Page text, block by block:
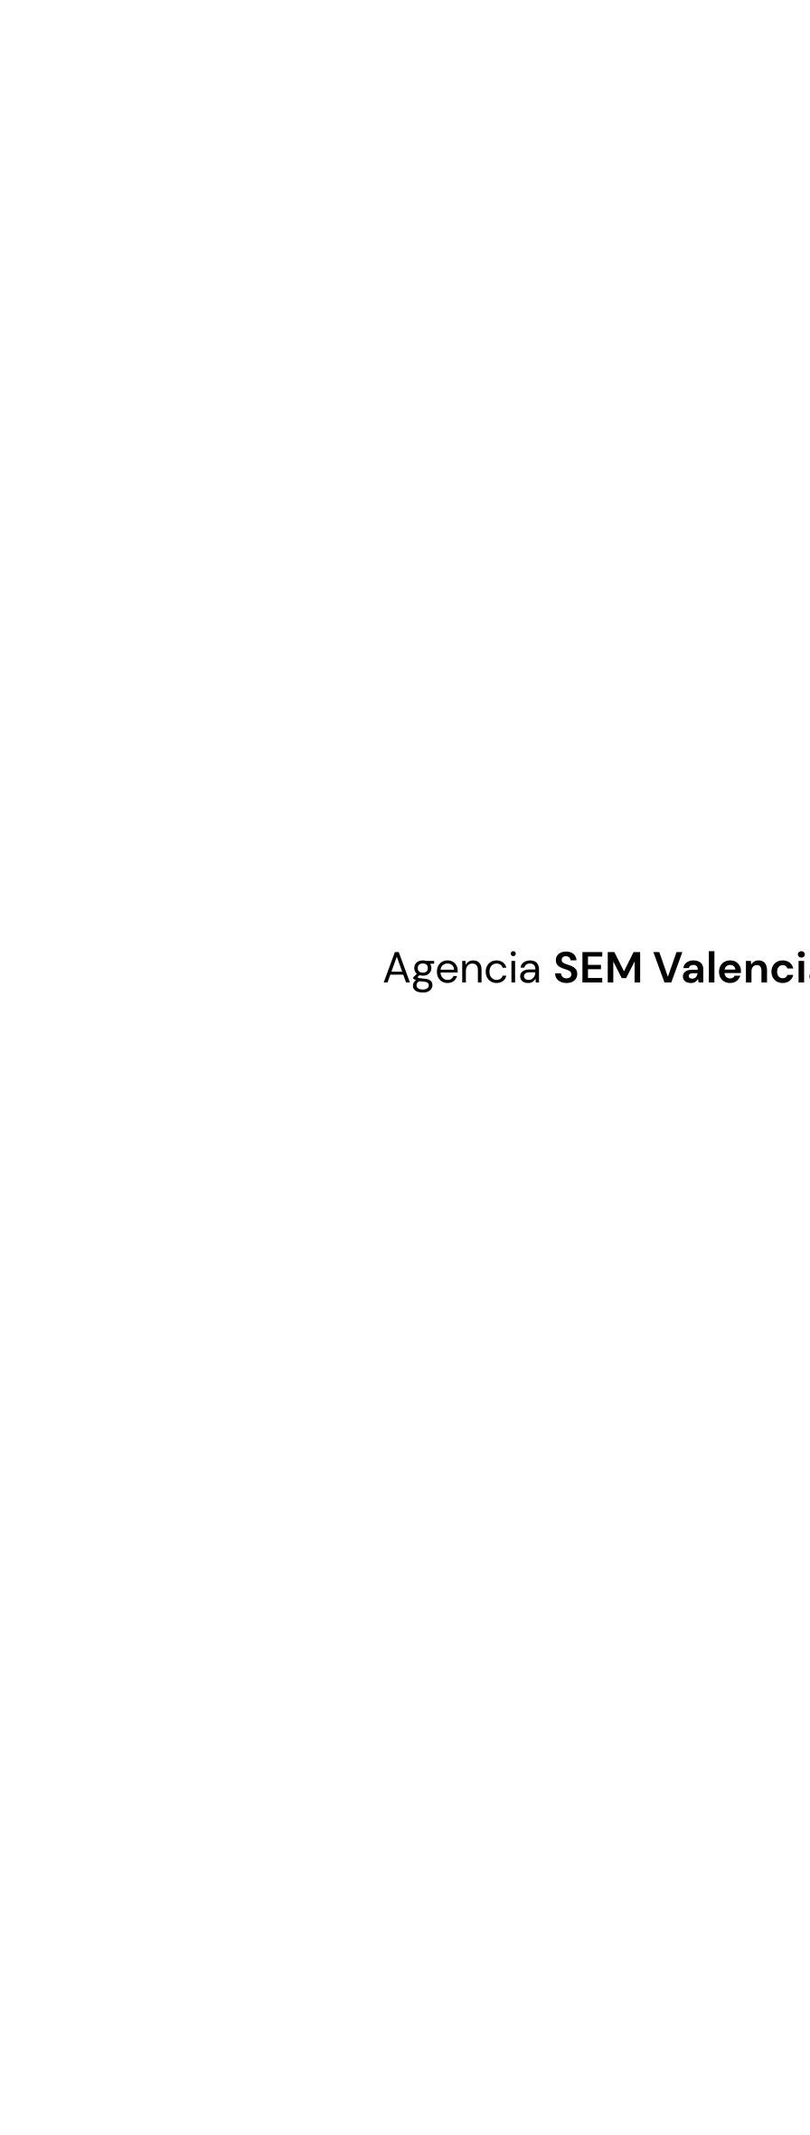
Agencia SEM